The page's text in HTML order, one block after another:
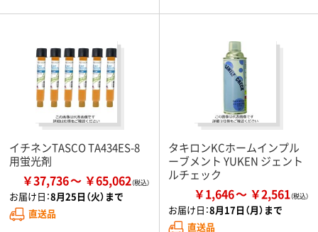
イチネンTASCO TA434ES-8
用蛍光剤
￥37,736 ￥65,062
お届け日：8月25日（火）まで
直送品
タキロンKCホームインプル
ーブメント YUKEN ジェント
ルチェック
￥1,646 ￥2,561
お届け日：8月17日（月）まで
直送品